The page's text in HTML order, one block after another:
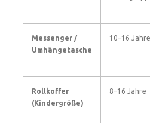
Messenger /
Umhängetasche
10–16 Jahre
Rollkoffer
(Kindergröße)
8–16 Jahre